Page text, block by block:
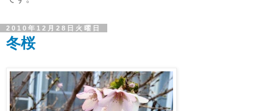
2010年12月28日火曜日
冬桜